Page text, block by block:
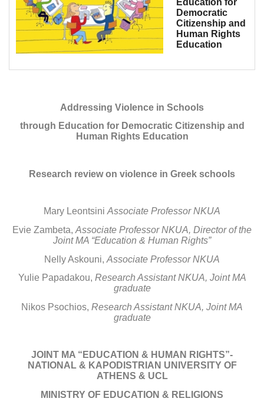
Democratic
Citizenship and
Human Rights
Education
Addressing Violence in Schools
through Education for Democratic Citizenship and
Human Rights Education
Research review on violence in Greek schools
Mary Leontsini Associate Professor NKUA
Evie Zambeta, Associate Professor NKUA, Director of the
Joint MA “Education & Human Rights”
Nelly Askouni, Associate Professor NKUA
Yulie Papadakou, Research Assistant NKUA, Joint MA
graduate
Nikos Psochios, Research Assistant NKUA, Joint MA
graduate
JOINT MA “EDUCATION & HUMAN RIGHTS”-
NATIONAL & KAPODISTRIAN UNIVERSITY OF
ATHENS & UCL
MINISTRY OF EDUCATION & RELIGIONS